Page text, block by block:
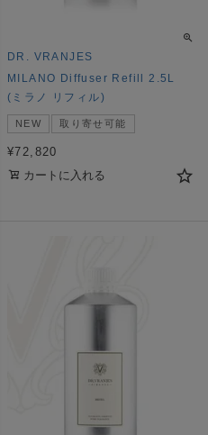
DR. VRANJES
MILANO Diffuser Refill 2.5L
(ミラノ リフィル)
NEW 取り寄せ可能
¥72,820
カートに入れる